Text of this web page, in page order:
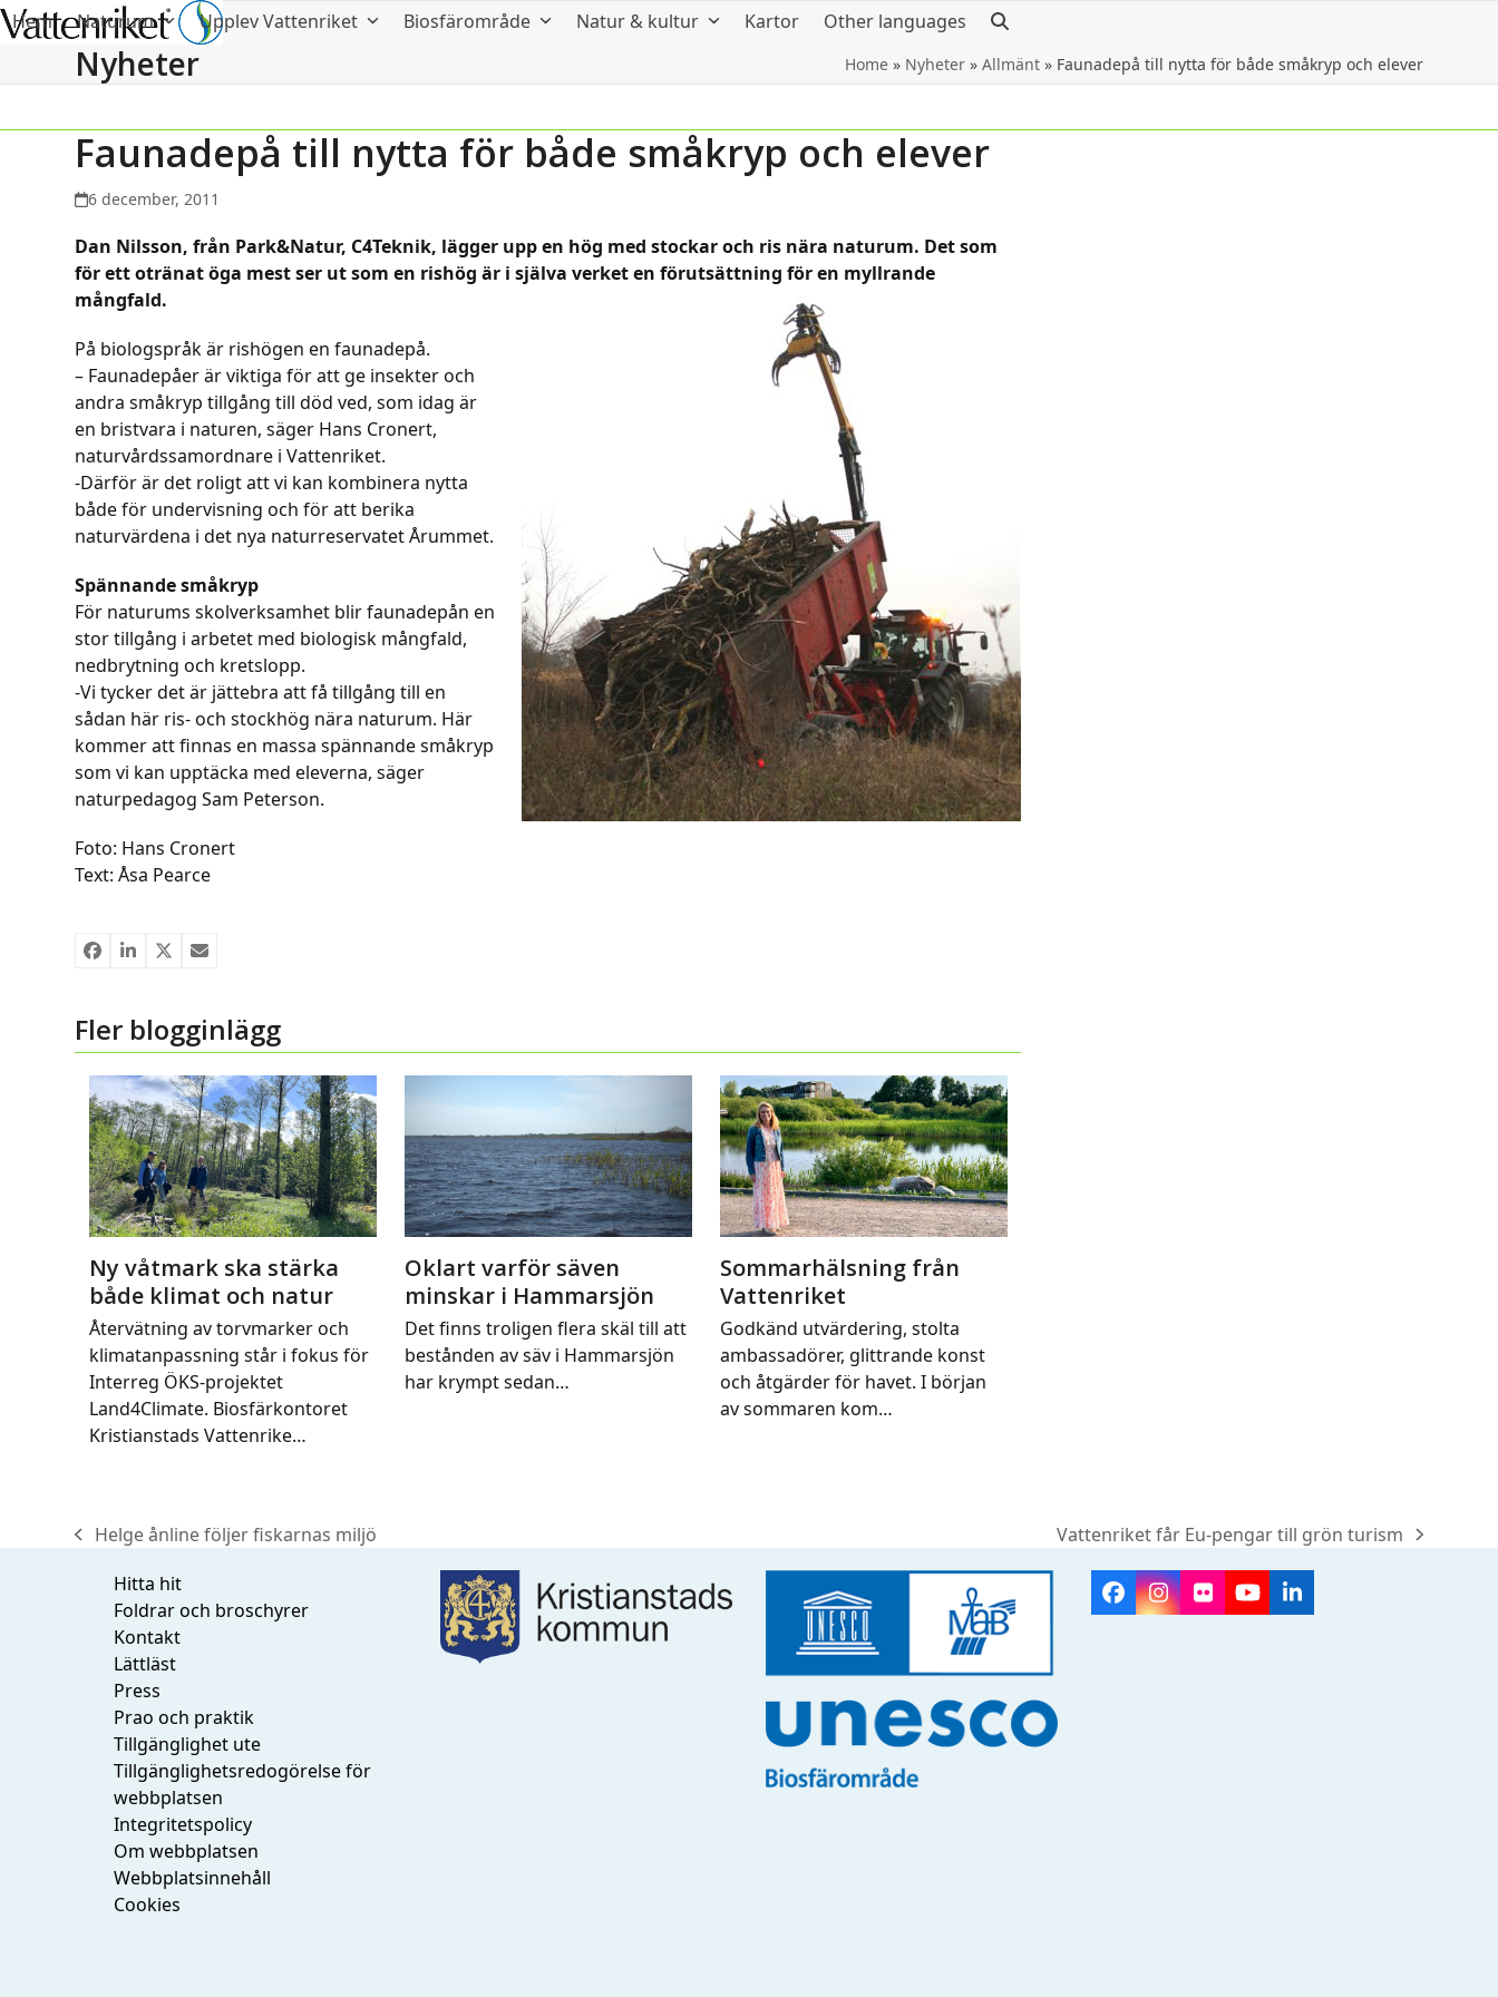
Hem Naturum Upplev Vattenriket Biosfärområde Natur & kultur Kartor Other languages
Nyheter Home» Nyheter» Allmänt» Faunadepå till nytta för både småkryp och elever
Faunadepå till nytta för både småkryp och elever
6 december, 2011
Dan Nilsson, från Park&Natur, C4Teknik, lägger upp en hög med stockar och ris nära naturum. Det som
för ett otränat öga mest ser ut som en rishög är i själva verket en förutsättning för en myllrande
mångfald.
På biologspråk är rishögen en faunadepå.
– Faunadepåer är viktiga för att ge insekter och
andra småkryp tillgång till död ved, som idag är
en bristvara i naturen, säger Hans Cronert,
naturvårdssamordnare i Vattenriket.
-Därför är det roligt att vi kan kombinera nytta
både för undervisning och för att berika
naturvärdena i det nya naturreservatet Årummet.
Spännande småkryp
För naturums skolverksamhet blir faunadepån en
stor tillgång i arbetet med biologisk mångfald,
nedbrytning och kretslopp.
-Vi tycker det är jättebra att få tillgång till en
sådan här ris- och stockhög nära naturum. Här
kommer att finnas en massa spännande småkryp
som vi kan upptäcka med eleverna, säger
naturpedagog Sam Peterson.
Foto: Hans Cronert
Text: Åsa Pearce
Fler blogginlägg
Ny våtmark ska stärka
både klimat och natur
Återvätning av torvmarker och
klimatanpassning står i fokus för
Interreg ÖKS-projektet
Land4Climate. Biosfärkontoret
Kristianstads Vattenrike…
Oklart varför säven
minskar i Hammarsjön
Det finns troligen flera skäl till att
bestånden av säv i Hammarsjön
har krympt sedan…
Sommarhälsning från
Vattenriket
Godkänd utvärdering, stolta
ambassadörer, glittrande konst
och åtgärder för havet. I början
av sommaren kom…
previous
post:
Helge ånline följer fiskarnas miljö
next
post:
Vattenriket får Eu-pengar till grön turism
Hitta hit
Foldrar och broschyrer
Kontakt
Lättläst
Press
Prao och praktik
Tillgänglighet ute
Tillgänglighetsredogörelse för
webbplatsen
Integritetspolicy
Om webbplatsen
Webbplatsinnehåll
Cookies
Facebook
Instagram
FlickrYouTubeLinkedIn